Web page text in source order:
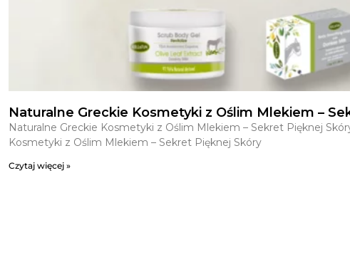
Naturalne Greckie Kosmetyki z Oślim Mlekiem –
Naturalne Greckie Kosmetyki z Oślim Mlekiem – Sekret Pięknej
Kosmetyki z Oślim Mlekiem – Sekret Pięknej Skóry
Czytaj więcej »